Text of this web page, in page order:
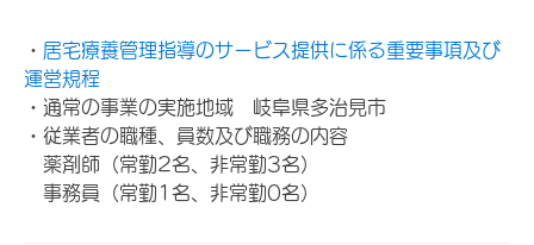
・ 居宅療養管理指導のサービス提供に係る重要事項及び
運営規程
・通常の事業の実施地域 岐阜県多治見市
・従業者の職種、員数及び職務の内容
薬剤師（常勤2名、非常勤3名）
事務員（常勤1名、非常勤0名）